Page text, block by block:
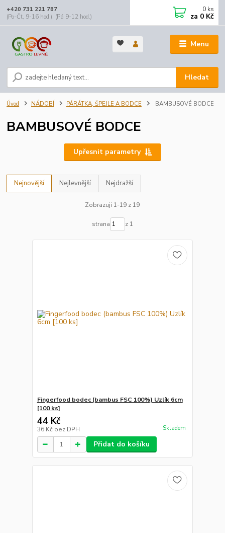
Menu
Hledat
+420 731 221 787
(Po-Čt, 9-16 hod.), (Pá 9-12 hod.)
0 ks
za 0 Kč
Úvod NÁDOBÍ PÁRÁTKA, ŠPEJLE A BODCE BAMBUSOVÉ BODCE
BAMBUSOVÉ BODCE
Upřesnit parametry
Nejnovější Nejlevnější Nejdražší
Zobrazuji 1-19 z 19
strana z 1
Fingerfood bodec (bambus FSC 100%) Uzlík 6cm
[100 ks]
44 Kč
36 Kč bez DPH Skladem
Přidat do košíku